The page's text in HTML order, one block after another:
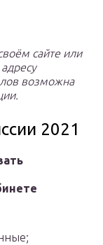
сайте или
возможна
2021